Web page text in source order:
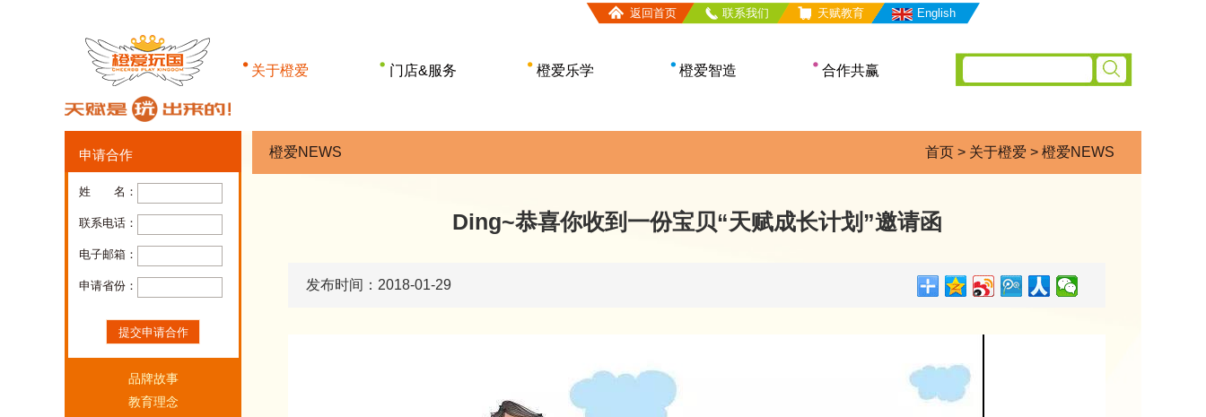
返回首页 联系我们 天赋教育 English
关于橙爱 门店&服务 橙爱乐学 橙爱智造 合作共赢
教育理念
橙爱NEWS
智玩·发现天赋
门店类型 课程体系 智玩空间
橙塔·空气环境
服务支持
申请合作
姓 名：
联系电话：
电子邮箱：
申请省份：
品牌故事
教育理念
首页 > 关于橙爱 > 橙爱NEWS
橙爱NEWS
Ding~恭喜你收到一份宝贝“天赋成长计划”邀请函
发布时间：2018-01-29